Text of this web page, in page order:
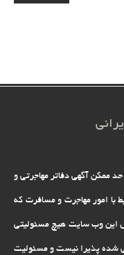
ممکن آگهی دفاتر مهاجرتی و
با امور مهاجرت و مسافرت که
این وب سایت هیچ مسئولیتی
شده پذیرا نیست و مسئولیت